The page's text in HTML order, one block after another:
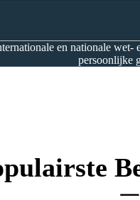
en nationale
persoonlijke